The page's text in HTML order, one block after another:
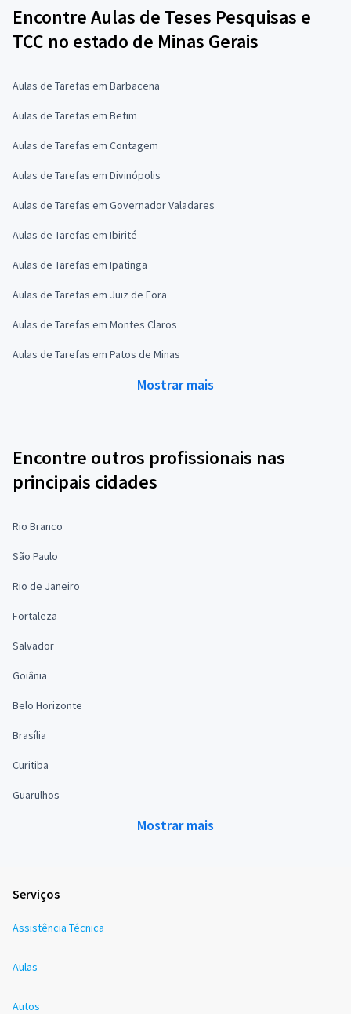
Encontre Aulas de Teses Pesquisas e
TCC no estado de Minas Gerais
Aulas de Tarefas em Barbacena
Aulas de Tarefas em Betim
Aulas de Tarefas em Contagem
Aulas de Tarefas em Divinópolis
Aulas de Tarefas em Governador Valadares
Aulas de Tarefas em Ibirité
Aulas de Tarefas em Ipatinga
Aulas de Tarefas em Juiz de Fora
Aulas de Tarefas em Montes Claros
Aulas de Tarefas em Patos de Minas
Mostrar mais
Encontre outros profissionais nas
principais cidades
Rio Branco
São Paulo
Rio de Janeiro
Fortaleza
Salvador
Goiânia
Belo Horizonte
Brasília
Curitiba
Guarulhos
Mostrar mais
Serviços
Assistência Técnica
Aulas
Autos